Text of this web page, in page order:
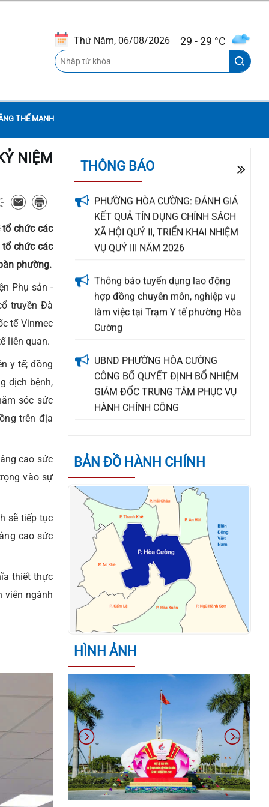
Thứ Năm, 06/08/2026 29 - 29 °C
THẾ MẠNH
NIỆM
tổ chức các
tổ chức các
phường.
Phụ sản -
truyền Đà
tế Vinmec
liên quan.
y tế; đồng
dịch bệnh,
sóc sức
trên địa
cao sức
vào sự
sẽ tiếp tục
cao sức
thiết thực
viên ngành
THÔNG BÁO
THÔNG BÁO VỀ HỘI CHỢ TRIỂN
LÃM THIẾT BỊ TIẾT KIỆM NĂNG
NĂM 2026 TẠI THÀNH PHỐ ĐÀ
KẾT QUẢ TÍN DỤNG CHÍNH SÁCH
XÃ HỘI QUÝ II, TRIỂN KHAI NHIỆM
VỤ QUÝ III NĂM 2026
Thông báo tuyển dụng lao động
hợp đồng chuyên môn, nghiệp vụ
Cường
UBND PHƯỜNG HÒA CƯỜNG
CÔNG BỐ QUYẾT ĐỊNH BỔ NHIỆM
HÀNH CHÍNH CÔNG
THÔNG BÁO VỀ VIỆC TUYỂN NHÂN
SỰ KÝ HỢP ĐỒNG LAO ĐỘNG LÀM
PHỐ ĐÀ NẴNG
Quyết định về việc giao kế hoạch
thu, nộp Quỹ Phòng, chống thiên tai
năm 2026
KẾ HOẠCH TỔ CHỨC CUỘC THI
TRÌNH DIỄN LÂN - SƯ - RỒNG HÒA
CƯỜNG - ĐÀ NẴNG MỞ RỘNG NĂM
2026
QUYẾT ĐỊNH VỀ VIỆC CÔNG NHẬN
CÁC SÁNG KIẾN NGÀNH GIÁO DỤC
2025-2026 CỦA PHƯỜNG HÒA
CƯỜNG
THÔNG BÁO ĐƯỜNG DÂY NÓNG
PHỤC VỤ DIFF 2026 CỦA UBND
THÀNH PHỐ ĐÀ NẴNG
THÔNG BÁO ĐĂNG KÝ THAM GIA
BẢN ĐỒ HÀNH CHÍNH
HÌNH ẢNH